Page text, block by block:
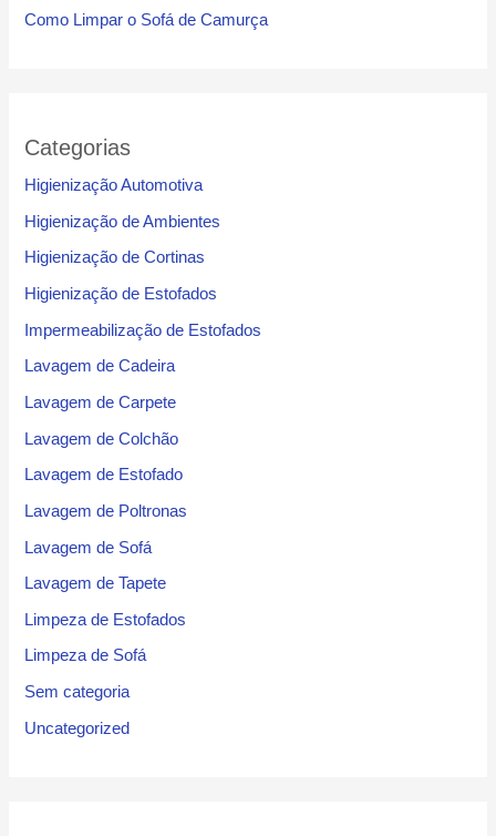
Como Limpar o Sofá de Camurça
Categorias
Higienização Automotiva
Higienização de Ambientes
Higienização de Cortinas
Higienização de Estofados
Impermeabilização de Estofados
Lavagem de Cadeira
Lavagem de Carpete
Lavagem de Colchão
Lavagem de Estofado
Lavagem de Poltronas
Lavagem de Sofá
Lavagem de Tapete
Limpeza de Estofados
Limpeza de Sofá
Sem categoria
Uncategorized